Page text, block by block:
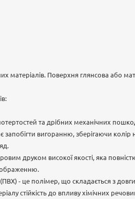
матеріалів. Поверхня глянсова або
та дрібних механічних
вигоранню, зберігаючи колір
друком високої якості, яка
- це полімер, що складається з
стійкість до впливу хімічних